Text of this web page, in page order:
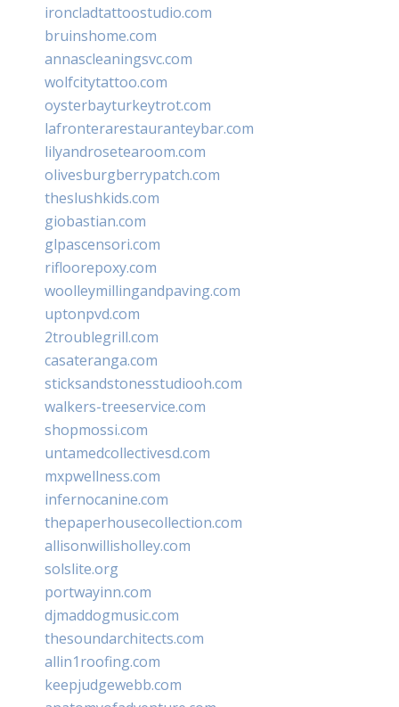
ironcladtattoostudio.com
bruinshome.com
annascleaningsvc.com
wolfcitytattoo.com
oysterbayturkeytrot.com
lafronterarestauranteybar.com
lilyandrosetearoom.com
olivesburgberrypatch.com
theslushkids.com
giobastian.com
glpascensori.com
rifloorepoxy.com
woolleymillingandpaving.com
uptonpvd.com
2troublegrill.com
casateranga.com
sticksandstonesstudiooh.com
walkers-treeservice.com
shopmossi.com
untamedcollectivesd.com
mxpwellness.com
infernocanine.com
thepaperhousecollection.com
allisonwillisholley.com
solslite.org
portwayinn.com
djmaddogmusic.com
thesoundarchitects.com
allin1roofing.com
keepjudgewebb.com